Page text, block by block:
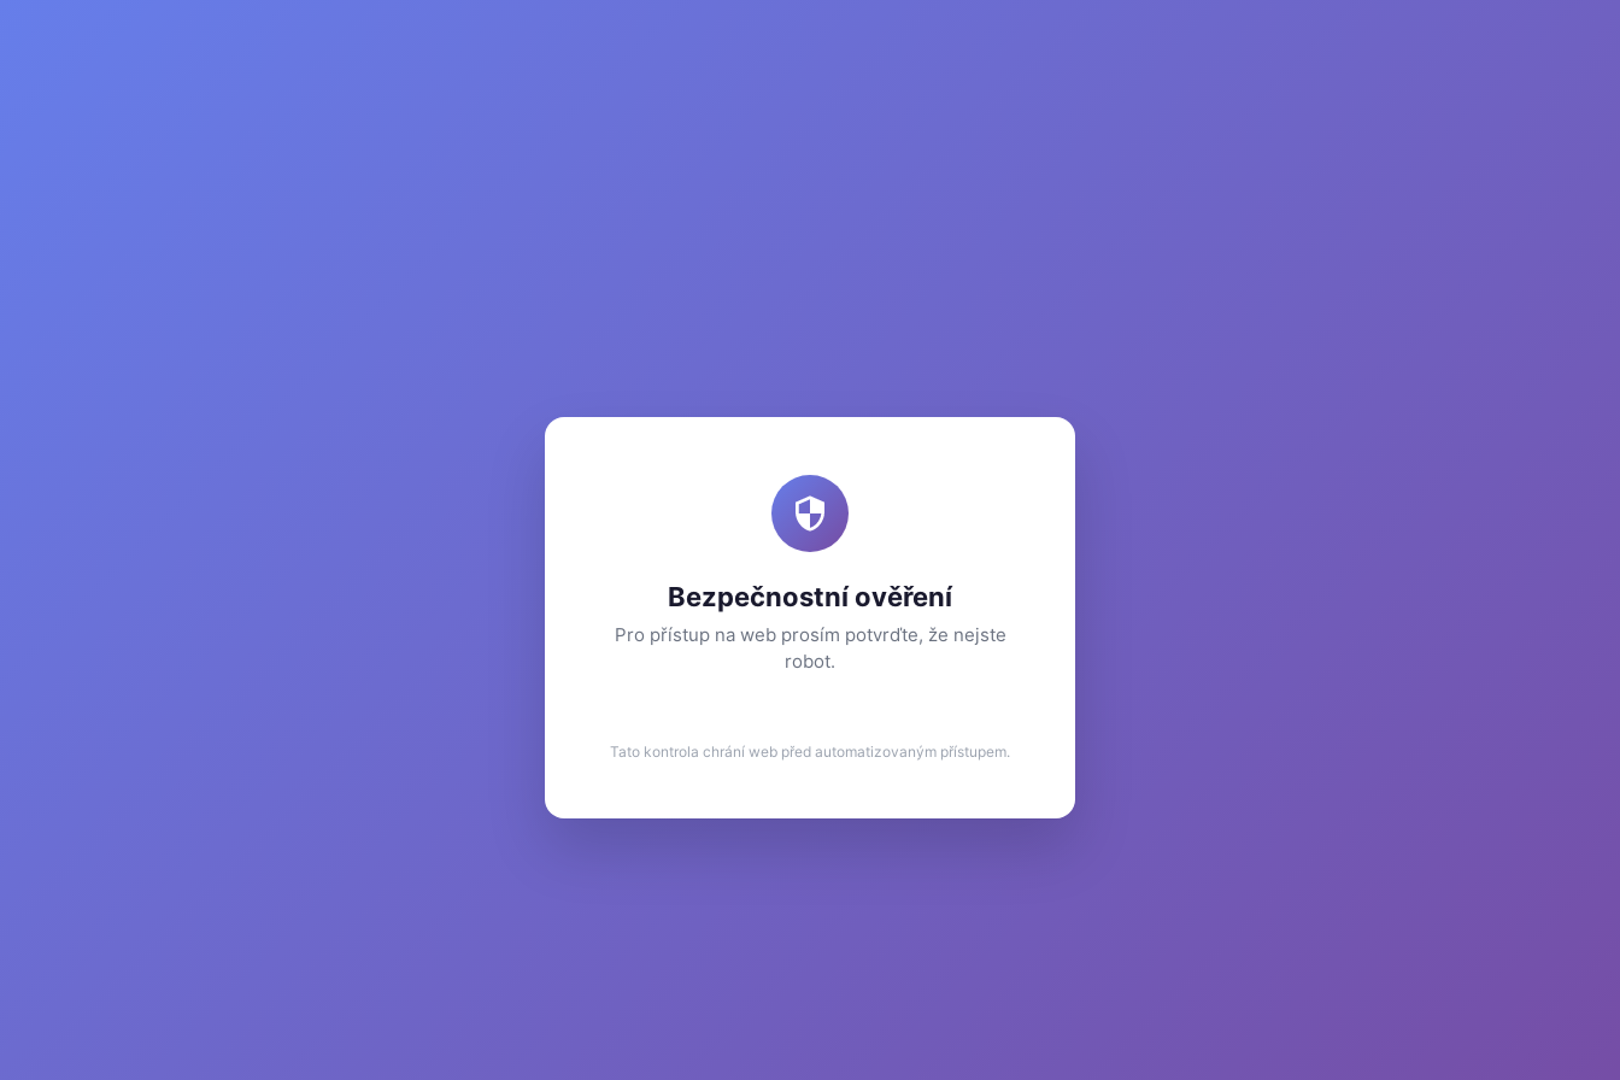
Bezpečnostní ověření
Pro přístup na web prosím potvrďte, že nejste
robot.
Tato kontrola chrání web před automatizovaným přístupem.